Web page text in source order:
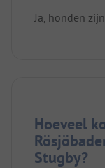
Ja, honden
Hoeveel
Stugby?